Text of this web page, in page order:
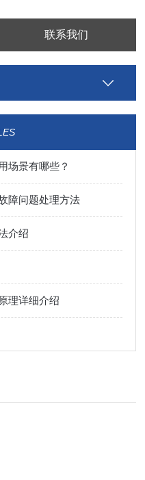
联系我们
场景有哪些？
障问题处理方法
介绍
理详细介绍